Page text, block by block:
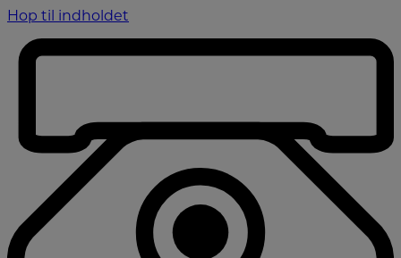
Hop til indholdet